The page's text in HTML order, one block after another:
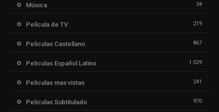
Música 34
Película de TV 219
Peliculas Castellano 867
Peliculas Español Latino 1.029
Peliculas mas vistas 241
Peliculas Subtitulado 970